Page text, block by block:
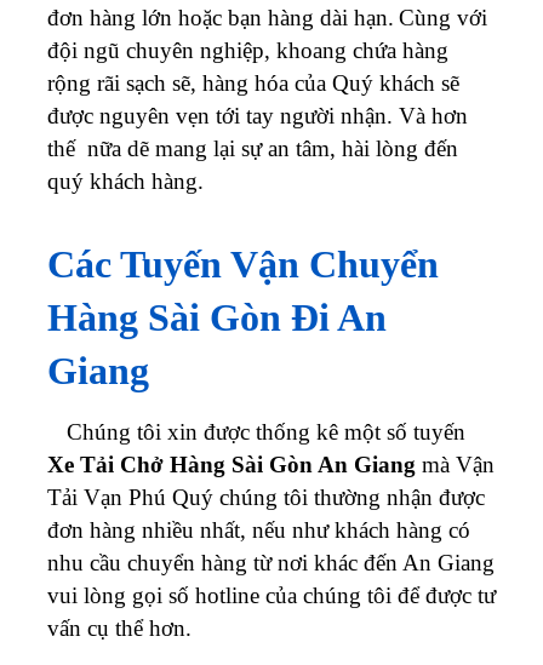
đơn hàng lớn hoặc bạn hàng dài hạn. Cùng với
đội ngũ chuyên nghiệp, khoang chứa hàng
rộng rãi sạch sẽ, hàng hóa của Quý khách sẽ
được nguyên vẹn tới tay người nhận. Và hơn
thế nữa dẽ mang lại sự an tâm, hài lòng đến
quý khách hàng.
Các Tuyến Vận Chuyển
Hàng Sài Gòn Đi An
Giang
Chúng tôi xin được thống kê một số tuyến
Xe Tải Chở Hàng Sài Gòn An Giang mà Vận
Tải Vạn Phú Quý chúng tôi thường nhận được
đơn hàng nhiều nhất, nếu như khách hàng có
nhu cầu chuyển hàng từ nơi khác đến An Giang
vui lòng gọi số hotline của chúng tôi để được tư
vấn cụ thể hơn.